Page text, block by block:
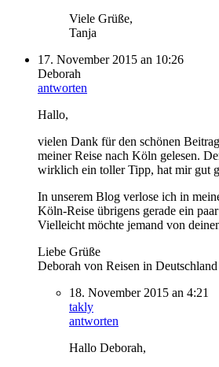
Viele Grüße,
Tanja
17. November 2015 an 10:26
Deborah
antworten
Hallo,
vielen Dank für den schönen
meiner Reise nach Köln gelesen.
wirklich ein toller Tipp, hat mir gut
In unserem Blog verlose ich in
Köln-Reise übrigens gerade ein
Vielleicht möchte jemand von
Liebe Grüße
Deborah von Reisen in Deutschland
18. November 2015 an 4:21
takly
antworten
Hallo Deborah,